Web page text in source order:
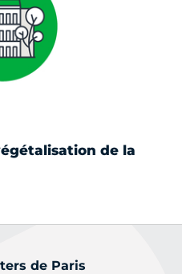
de la
de Paris